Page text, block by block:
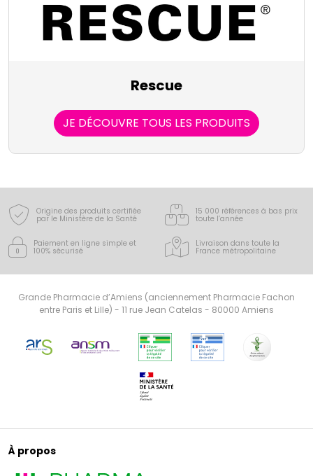
Rescue
JE DÉCOUVRE TOUS LES PRODUITS
Origine des produits certifiée
par le Ministère de la Santé
15 000 références à bas prix
toute l’année
Paiement en ligne simple et
100% sécurisé
Livraison dans toute la
France métropolitaine
Grande Pharmacie d’Amiens (anciennement Pharmacie Fachon
entre Paris et Lille) - 11 rue Jean Catelas - 80000 Amiens
À propos